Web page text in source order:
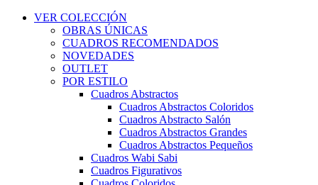
VER COLECCIÓN
OBRAS ÚNICAS
CUADROS RECOMENDADOS
NOVEDADES
OUTLET
POR ESTILO
Cuadros Abstractos
Cuadros Abstractos Coloridos
Cuadros Abstracto Salón
Cuadros Abstractos Grandes
Cuadros Abstractos Pequeños
Cuadros Wabi Sabi
Cuadros Figurativos